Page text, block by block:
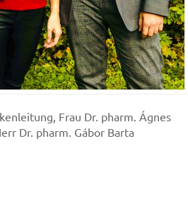
Frau Dr. pharm. Ágnes
Dr. pharm. Gábor Barta